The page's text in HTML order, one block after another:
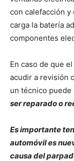
con calefacción y
carga la batería
componentes
En caso de que
acudir a revisión
un técnico
ser reparado o
Es importante
automóvil es
causa del